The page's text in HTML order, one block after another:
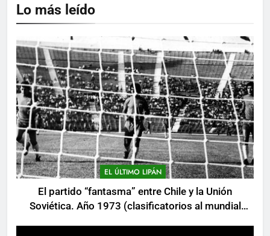
Lo más leído
EL ÚLTIMO LIPÁN
El partido “fantasma” entre Chile y la Unión
Soviética. Año 1973 (clasificatorios al mundial